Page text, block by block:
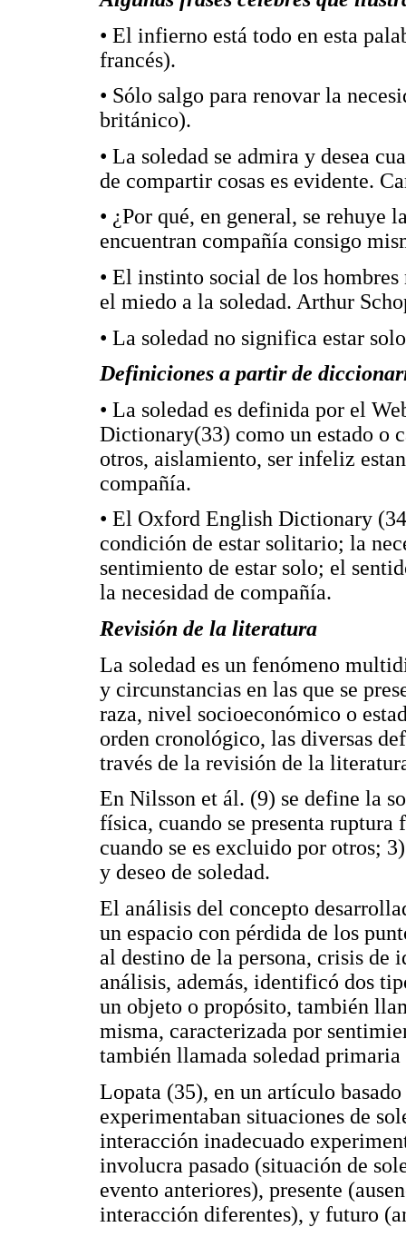
• El infierno está todo en esta
francés).
• Sólo salgo para renovar la
británico).
• La soledad se admira y desea
de compartir cosas es evidente.
• ¿Por qué, en general, se rehuye
encuentran compañía consigo
• El instinto social de los hombres
el miedo a la soledad. Arthur
• La soledad no significa estar
Definiciones a partir de
• La soledad es definida por el
Dictionary(33) como un estado o
otros, aislamiento, ser infeliz
compañía.
• El Oxford English Dictionary
condición de estar solitario; la
sentimiento de estar solo; el
la necesidad de compañía.
Revisión de la literatura
La soledad es un fenómeno
y circunstancias en las que se
raza, nivel socioeconómico o
orden cronológico, las diversas
través de la revisión de la
En Nilsson et ál. (9) se define la
física, cuando se presenta
cuando se es excluido por otros;
y deseo de soledad.
El análisis del concepto
un espacio con pérdida de los
al destino de la persona, crisis de
análisis, además, identificó dos
un objeto o propósito, también
misma, caracterizada por
también llamada soledad primaria
Lopata (35), en un artículo
experimentaban situaciones de
interacción inadecuado
involucra pasado (situación de
evento anteriores), presente
interacción diferentes), y futuro